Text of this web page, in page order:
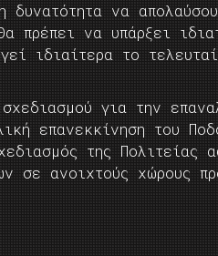
να
πρέπει να υπάρξει
ιδιαίτερα το
για την
επανεκκίνηση του
της Πολιτείας
σε ανοιχτούς χώρους